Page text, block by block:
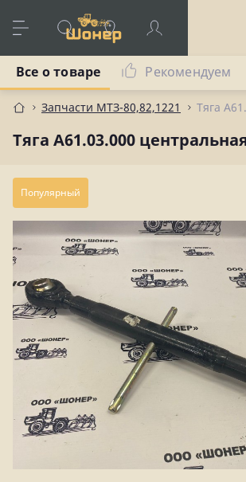
Запчасти МТЗ-80,82,1221 Тяга
Тяга А61.03.000
Все о товаре Рекомендуем
Популярный